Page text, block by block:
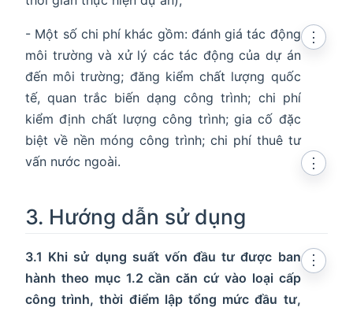
- Một số chi phí khác gồm: đánh giá tác động
môi trường và xử lý các tác động của dự án
đến môi trường; đăng kiểm chất lượng quốc
tế, quan trắc biến dạng công trình; chi phí
kiểm định chất lượng công trình; gia cố đặc
biệt về nền móng công trình; chi phí thuê tư
vấn nước ngoài.
⋮
3. Hướng dẫn sử dụng
⋮
3.1 Khi sử dụng suất vốn đầu tư được ban
hành theo mục 1.2 cần căn cứ vào loại cấp
công trình, thời điểm lập tổng mức đầu tư,
⋮